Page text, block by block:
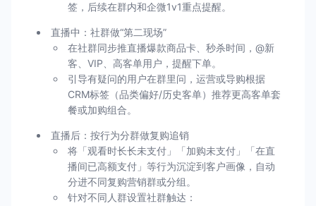
签，后续在群内和企微1v1重点提醒。
直播中：社群做“第二现场”
在社群同步推直播爆款商品卡、秒杀时间，@新
客、VIP、高客单用户，提醒下单。
引导有疑问的用户在群里问，运营或导购根据
CRM标签（品类偏好/历史客单）推荐更高客单套
餐或加购组合。
直播后：按行为分群做复购追销
将「观看时长长未支付」「加购未支付」「在直
播间已高额支付」等行为沉淀到客户画像，自动
分进不同复购营销群或分组。
针对不同人群设置社群触达：